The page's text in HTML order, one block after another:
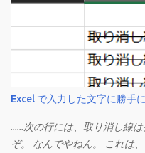
Excel で入力した文字に勝手
……次の行には、取り消し線
ぞ。 なんでやねん。 これは